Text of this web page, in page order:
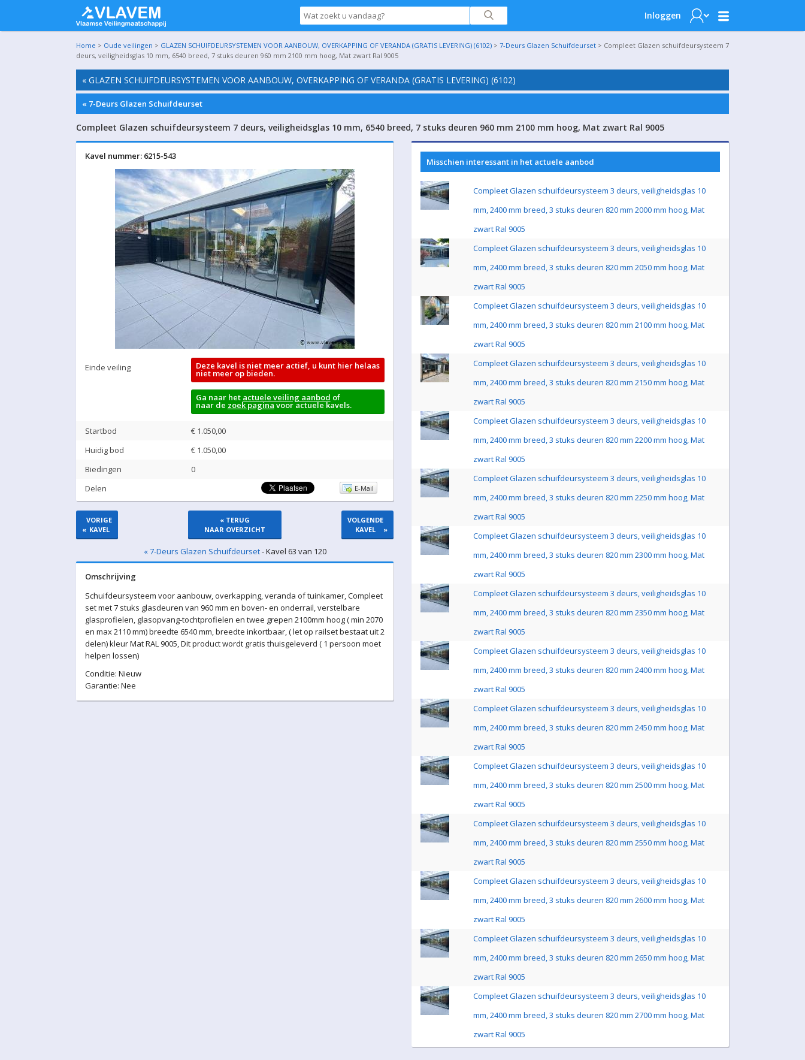
Inloggen
Home > Oude veilingen > GLAZEN SCHUIFDEURSYSTEMEN VOOR AANBOUW, OVERKAPPING OF VERANDA (GRATIS LEVERING) (6102) > 7-Deurs Glazen Schuifdeurset > Compleet Glazen schuifdeursysteem 7
deurs, veiligheidsglas 10 mm, 6540 breed, 7 stuks deuren 960 mm 2100 mm hoog, Mat zwart Ral 9005
« GLAZEN SCHUIFDEURSYSTEMEN VOOR AANBOUW, OVERKAPPING OF VERANDA (GRATIS LEVERING) (6102)
« 7-Deurs Glazen Schuifdeurset
Compleet Glazen schuifdeursysteem 7 deurs, veiligheidsglas 10 mm, 6540 breed, 7 stuks deuren 960 mm 2100 mm hoog, Mat zwart Ral 9005
Kavel nummer: 6215-543
Einde veiling Deze kavel is niet meer actief, u kunt hier helaas
niet meer op bieden.
Ga naar het actuele veiling aanbod of
naar de zoek paginavoor actuele kavels.
Startbod
€ 1.050,00
Huidig bod
€ 1.050,00
Biedingen
0
Delen
E-Mail
«
VORIGE
KAVEL
« TERUG
NAAR OVERZICHT
VOLGENDE
KAVEL
»
« 7-Deurs Glazen Schuifdeurset- Kavel 63 van 120
Omschrijving
Schuifdeursysteem voor aanbouw, overkapping, veranda of tuinkamer, Compleet
set met 7 stuks glasdeuren van 960 mm en boven- en onderrail, verstelbare
glasprofielen, glasopvang-tochtprofielen en twee grepen 2100mm hoog ( min 2070
en max 2110 mm) breedte 6540 mm, breedte inkortbaar, ( let op railset bestaat uit 2
delen) kleur Mat RAL 9005, Dit product wordt gratis thuisgeleverd ( 1 persoon moet
helpen lossen)
Conditie: Nieuw
Garantie: Nee
Misschien interessant in het actuele aanbod
Compleet Glazen schuifdeursysteem 3 deurs, veiligheidsglas 10
mm, 2400 mm breed, 3 stuks deuren 820 mm 2000 mm hoog, Mat
zwart Ral 9005
Compleet Glazen schuifdeursysteem 3 deurs, veiligheidsglas 10
mm, 2400 mm breed, 3 stuks deuren 820 mm 2050 mm hoog, Mat
zwart Ral 9005
Compleet Glazen schuifdeursysteem 3 deurs, veiligheidsglas 10
mm, 2400 mm breed, 3 stuks deuren 820 mm 2100 mm hoog, Mat
zwart Ral 9005
Compleet Glazen schuifdeursysteem 3 deurs, veiligheidsglas 10
mm, 2400 mm breed, 3 stuks deuren 820 mm 2150 mm hoog, Mat
zwart Ral 9005
Compleet Glazen schuifdeursysteem 3 deurs, veiligheidsglas 10
mm, 2400 mm breed, 3 stuks deuren 820 mm 2200 mm hoog, Mat
zwart Ral 9005
Compleet Glazen schuifdeursysteem 3 deurs, veiligheidsglas 10
mm, 2400 mm breed, 3 stuks deuren 820 mm 2250 mm hoog, Mat
zwart Ral 9005
Compleet Glazen schuifdeursysteem 3 deurs, veiligheidsglas 10
mm, 2400 mm breed, 3 stuks deuren 820 mm 2300 mm hoog, Mat
zwart Ral 9005
Compleet Glazen schuifdeursysteem 3 deurs, veiligheidsglas 10
mm, 2400 mm breed, 3 stuks deuren 820 mm 2350 mm hoog, Mat
zwart Ral 9005
Compleet Glazen schuifdeursysteem 3 deurs, veiligheidsglas 10
mm, 2400 mm breed, 3 stuks deuren 820 mm 2400 mm hoog, Mat
zwart Ral 9005
Compleet Glazen schuifdeursysteem 3 deurs, veiligheidsglas 10
mm, 2400 mm breed, 3 stuks deuren 820 mm 2450 mm hoog, Mat
zwart Ral 9005
Compleet Glazen schuifdeursysteem 3 deurs, veiligheidsglas 10
mm, 2400 mm breed, 3 stuks deuren 820 mm 2500 mm hoog, Mat
zwart Ral 9005
Compleet Glazen schuifdeursysteem 3 deurs, veiligheidsglas 10
mm, 2400 mm breed, 3 stuks deuren 820 mm 2550 mm hoog, Mat
zwart Ral 9005
Compleet Glazen schuifdeursysteem 3 deurs, veiligheidsglas 10
mm, 2400 mm breed, 3 stuks deuren 820 mm 2600 mm hoog, Mat
zwart Ral 9005
Compleet Glazen schuifdeursysteem 3 deurs, veiligheidsglas 10
mm, 2400 mm breed, 3 stuks deuren 820 mm 2650 mm hoog, Mat
zwart Ral 9005
Compleet Glazen schuifdeursysteem 3 deurs, veiligheidsglas 10
mm, 2400 mm breed, 3 stuks deuren 820 mm 2700 mm hoog, Mat
zwart Ral 9005